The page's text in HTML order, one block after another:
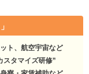
ト、航空宇宙など
スタマイズ研修”